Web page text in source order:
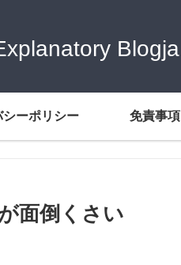
Blogja
シーポリシー 免責事項
面倒くさい